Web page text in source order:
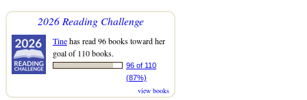
2026 Reading Challenge
Tinehas read 96 books toward her
goal of 110 books.
96 of 110
(87%)
view books